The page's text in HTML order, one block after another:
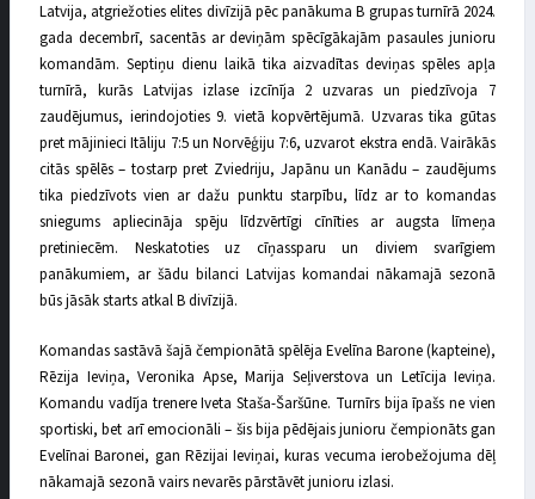
Latvija, atgriežoties elites divīzijā pēc panākuma B grupas turnīrā 2024.
gada decembrī, sacentās ar deviņām spēcīgākajām pasaules junioru
komandām. Septiņu dienu laikā tika aizvadītas deviņas spēles apļa
turnīrā, kurās Latvijas izlase izcīnīja 2 uzvaras un piedzīvoja 7
zaudējumus, ierindojoties 9. vietā kopvērtējumā. Uzvaras tika gūtas
pret mājinieci Itāliju 7:5 un Norvēģiju 7:6, uzvarot ekstra endā. Vairākās
citās spēlēs – tostarp pret Zviedriju, Japānu un Kanādu – zaudējums
tika piedzīvots vien ar dažu punktu starpību, līdz ar to komandas
sniegums apliecināja spēju līdzvērtīgi cīnīties ar augsta līmeņa
pretiniecēm. Neskatoties uz cīņassparu un diviem svarīgiem
panākumiem, ar šādu bilanci Latvijas komandai nākamajā sezonā
būs jāsāk starts atkal B divīzijā.
Komandas sastāvā šajā čempionātā spēlēja Evelīna Barone (kapteine),
Rēzija Ieviņa, Veronika Apse, Marija Seļiverstova un Letīcija Ieviņa.
Komandu vadīja trenere Iveta Staša-Šaršūne. Turnīrs bija īpašs ne vien
sportiski, bet arī emocionāli – šis bija pēdējais junioru čempionāts gan
Evelīnai Baronei, gan Rēzijai Ieviņai, kuras vecuma ierobežojuma dēļ
nākamajā sezonā vairs nevarēs pārstāvēt junioru izlasi.